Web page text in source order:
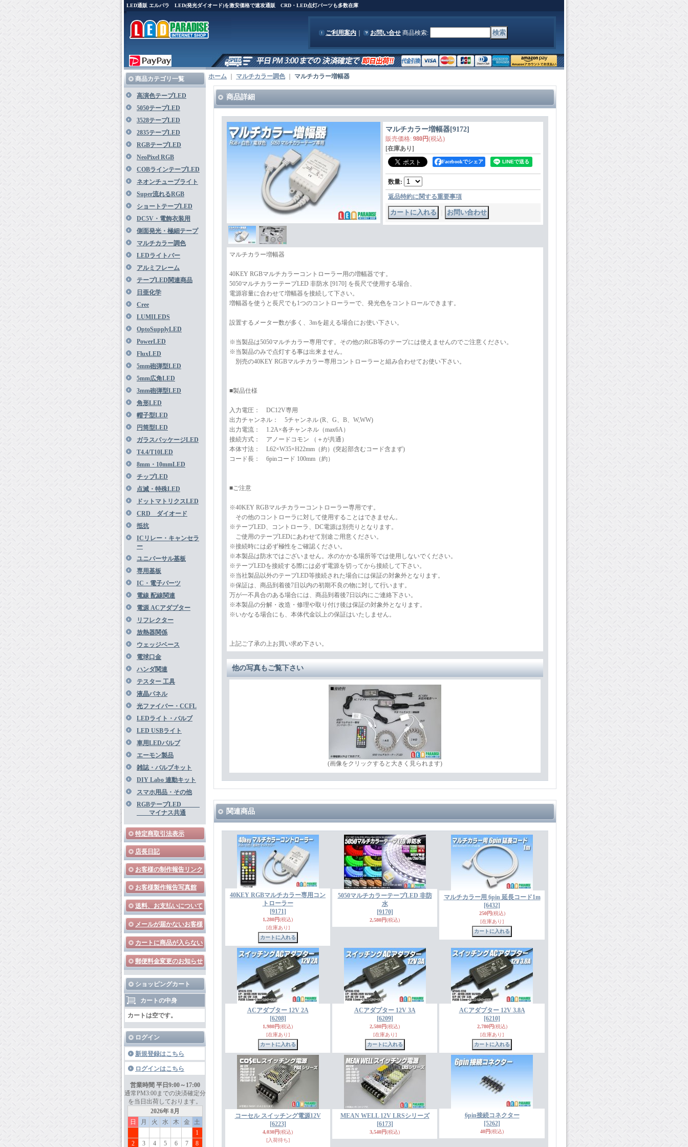
LED通販 エルパラ LED(発光ダイオード)を激安価格で速攻通販 CRD・LED点灯パーツも多数在庫
ご利用案内 お問い合せ 商品検索:
商品カテゴリ一覧
高演色テープLED
5050テープLED
3528テープLED
2835テープLED
RGBテープLED
NeoPixel RGB
COBラインテープLED
ネオンチューブライト
Super流れるRGB
ショートテープLED
DC5V・電飾衣装用
側面発光・極細テープ
マルチカラー調色
LEDライトバー
アルミフレーム
テープLED関連商品
日亜化学
Cree
LUMILEDS
OptoSupplyLED
PowerLED
FluxLED
5mm砲弾型LED
5mm広角LED
3mm砲弾型LED
角形LED
帽子型LED
円筒型LED
ガラスパッケージLED
T4.4/T10LED
8mm・10mmLED
チップLED
点滅・特殊LED
ドットマトリクスLED
CRD ダイオード
抵抗
ICリレー・キャンセラ
ー
ユニバーサル基板
専用基板
IC・電子パーツ
電線 配線関連
電源 ACアダプター
リフレクター
放熱器関係
ウェッジベース
電球口金
ハンダ関連
テスター 工具
液晶パネル
光ファイバー・CCFL
LEDライト・バルブ
LED USBライト
車用LEDバルブ
エーモン製品
雑誌・バルブキット
DIY Labo 連動キット
スマホ用品・その他
RGBテープLED
マイナス共通
特定商取引法表示
店長日記
お客様の制作報告リンク
お客様製作報告写真館
送料、お支払いについて
メールが届かないお客様
カートに商品が入らない
郵便料金変更のお知らせ
ショッピングカート
カートの中身
カートは空です。
ログイン
新規登録はこちら
ログインはこちら
営業時間 平日9:00～17:00
通常PM3:00までの決済確定分
を当日出荷しております。
2026年 8月
日
月 火 水 木 金
土
1
2
3 4 5 6 7 8
ホーム マルチカラー調色 マルチカラー増幅器
商品詳細
マルチカラー増幅器[9172]
販売価格: 980円(税込)
[在庫あり]
Facebookでシェア
数量:
返品特約に関する重要事項
マルチカラー増幅器
40KEY RGBマルチカラーコントローラー用の増幅器です。
5050マルチカラーテープLED 非防水 [9170] を長尺で使用する場合、
電源容量に合わせて増幅器を接続して下さい。
増幅器を使うと長尺でも1つのコントローラーで、発光色をコントロールできます。
設置するメーター数が多く、3mを超える場合にお使い下さい。
※当製品は5050マルチカラー専用です。その他のRGB等のテープには使えませんのでご注意ください。
※当製品のみで点灯する事は出来ません。
別売の40KEY RGBマルチカラー専用コントローラーと組み合わせてお使い下さい。
■製品仕様
入力電圧： DC12V専用
出力チャンネル： 5チャンネル (R、G、B、W,WW)
出力電流： 1.2A×各チャンネル（max6A）
接続方式： アノードコモン （＋が共通）
本体寸法： L62×W35×H22mm（約）(突起部含むコード含まず)
コード長： 6pinコード 100mm（約）
■ご注意
※40KEY RGBマルチカラーコントローラー専用です。
その他のコントローラに対して使用することはできません。
※テープLED、コントローラ、DC電源は別売りとなります。
ご使用のテープLEDにあわせて別途ご用意ください。
※接続時には必ず極性をご確認ください。
※本製品は防水ではございません。水のかかる場所等では使用しないでください。
※テープLEDを接続する際には必ず電源を切ってから接続して下さい。
※当社製品以外のテープLED等接続された場合には保証の対象外となります。
※保証は、商品到着後7日以内の初期不良の物に対して行います。
万が一不具合のある場合には、商品到着後7日以内にご連絡下さい。
※本製品の分解・改造・修理や取り付け後は保証の対象外となります。
※いかなる場合にも、本体代金以上の保証はいたしません。
上記ご了承の上お買い求め下さい。
他の写真もご覧下さい
(画像をクリックすると大きく見られます)
関連商品
40KEY RGBマルチカラー専用コン
トローラー
[9171]
1,280円(税込)
[在庫あり]
5050マルチカラーテープLED 非防
水
[9170]
2,580円(税込)
マルチカラー用 6pin 延長コード1m
[6432]
250円(税込)
[在庫あり]
ACアダプター 12V 2A
[6208]
1,980円(税込)
[在庫あり]
ACアダプター 12V 3A
[6209]
2,580円(税込)
[在庫あり]
ACアダプター 12V 3.8A
[6210]
2,780円(税込)
[在庫あり]
コーセル スイッチング電源12V
[6223]
4,030円(税込)
[入荷待ち]
MEAN WELL 12V LRSシリーズ
[6173]
3,540円(税込)
6pin接続コネクター
[5262]
40円(税込)